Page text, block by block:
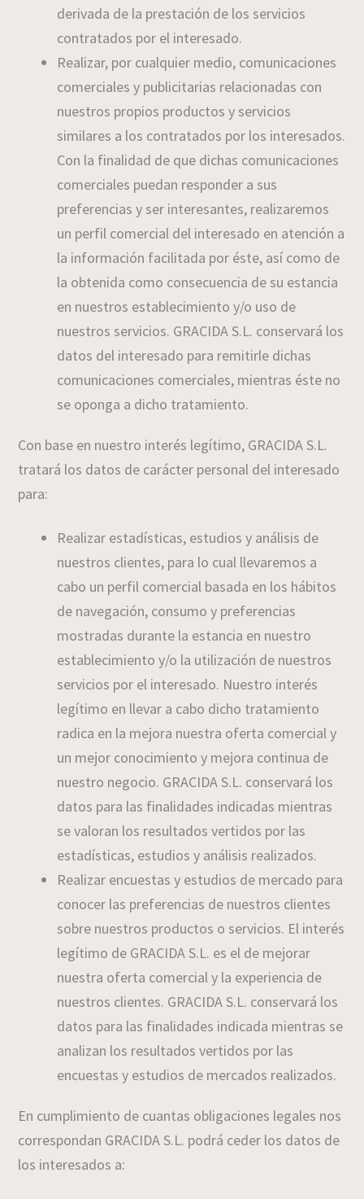
derivada de la prestación de los servicios
contratados por el interesado.
Realizar, por cualquier medio, comunicaciones
comerciales y publicitarias relacionadas con
nuestros propios productos y servicios
similares a los contratados por los interesados.
Con la finalidad de que dichas comunicaciones
comerciales puedan responder a sus
preferencias y ser interesantes, realizaremos
un perfil comercial del interesado en atención a
la información facilitada por éste, así como de
la obtenida como consecuencia de su estancia
en nuestros establecimiento y/o uso de
nuestros servicios. GRACIDA S.L. conservará los
datos del interesado para remitirle dichas
comunicaciones comerciales, mientras éste no
se oponga a dicho tratamiento.
Con base en nuestro interés legítimo, GRACIDA S.L.
tratará los datos de carácter personal del interesado
para:
Realizar estadísticas, estudios y análisis de
nuestros clientes, para lo cual llevaremos a
cabo un perfil comercial basada en los hábitos
de navegación, consumo y preferencias
mostradas durante la estancia en nuestro
establecimiento y/o la utilización de nuestros
servicios por el interesado. Nuestro interés
legítimo en llevar a cabo dicho tratamiento
radica en la mejora nuestra oferta comercial y
un mejor conocimiento y mejora continua de
nuestro negocio. GRACIDA S.L. conservará los
datos para las finalidades indicadas mientras
se valoran los resultados vertidos por las
estadísticas, estudios y análisis realizados.
Realizar encuestas y estudios de mercado para
conocer las preferencias de nuestros clientes
sobre nuestros productos o servicios. El interés
legítimo de GRACIDA S.L. es el de mejorar
nuestra oferta comercial y la experiencia de
nuestros clientes. GRACIDA S.L. conservará los
datos para las finalidades indicada mientras se
analizan los resultados vertidos por las
encuestas y estudios de mercados realizados.
En cumplimiento de cuantas obligaciones legales nos
correspondan GRACIDA S.L. podrá ceder los datos de
los interesados a: